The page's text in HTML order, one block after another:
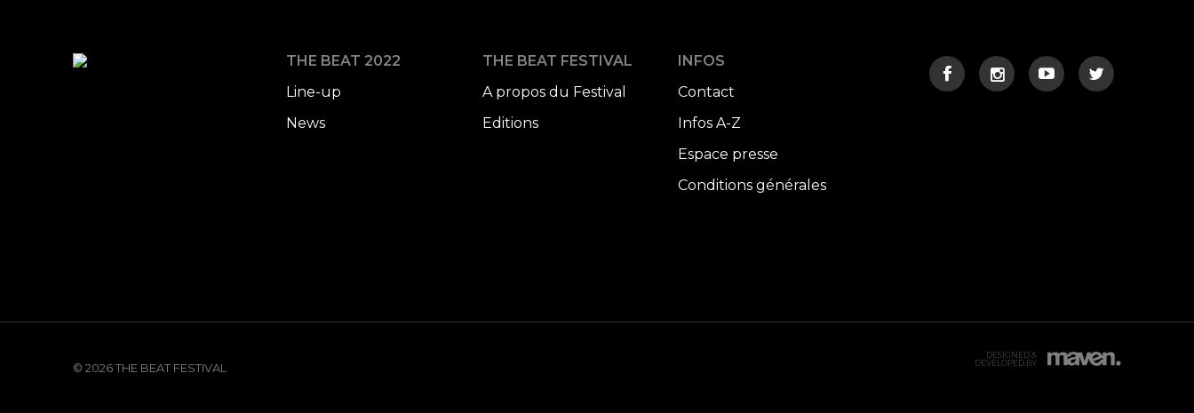
THE BEAT 2022
Line-up
News
THE BEAT FESTIVAL
A propos du Festival
Editions
INFOS
Contact
Infos A-Z
Espace presse
Conditions générales
© 2026 THE BEAT FESTIVAL
DESIGNED &
DEVELOPED BY